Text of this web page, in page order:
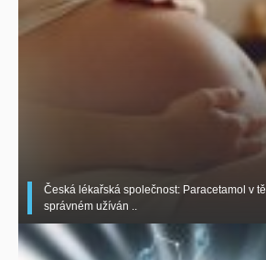
Česká lékařská společnost: Paracetamol v
správném užíván ..